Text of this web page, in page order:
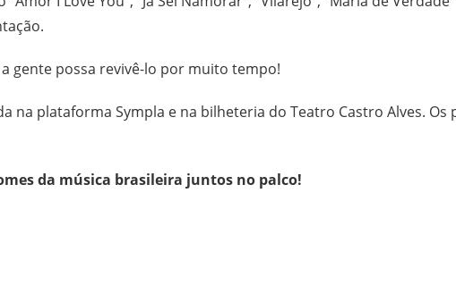
gente possa revivê-lo por muito tempo!
na plataforma Sympla e na bilheteria do Teatro Castro Alves. Os
da música brasileira juntos no palco!